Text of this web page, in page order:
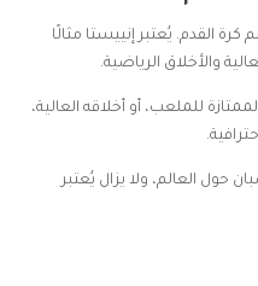
كرة القدم. يُعتبر إنييستا مثالًا
والأخلاق الرياضية.
للملعب، أو أخلاقه العالية،
حول العالم، ولا يزال يُعتبر